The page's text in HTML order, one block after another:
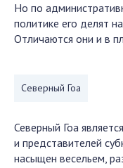
Но по
политике его делят
Отличаются они и в
Северный Гоа
Северный Гоа
и представителей
насыщен весельем,